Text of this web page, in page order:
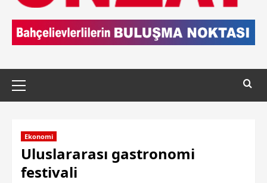
Ekonomi
Uluslararası gastronomi
festivali